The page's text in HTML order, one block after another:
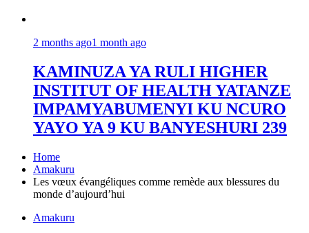
2 months ago1 month ago
KAMINUZA YA RULI HIGHER
INSTITUT OF HEALTH YATANZE
IMPAMYABUMENYI KU NCURO
YAYO YA 9 KU BANYESHURI 239
Home
Amakuru
Les vœux évangéliques comme remède aux blessures du
monde d’aujourd’hui
Amakuru